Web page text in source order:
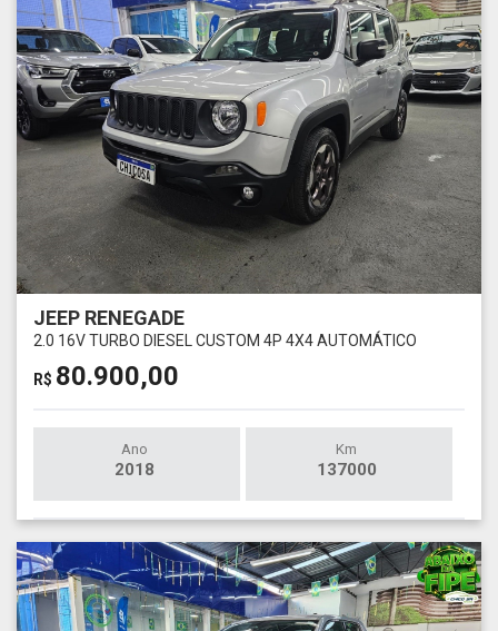
JEEP RENEGADE
2.0 16V TURBO DIESEL CUSTOM 4P 4X4 AUTOMÁTICO
R$ 80.900,00
Ano
2018
Km
137000